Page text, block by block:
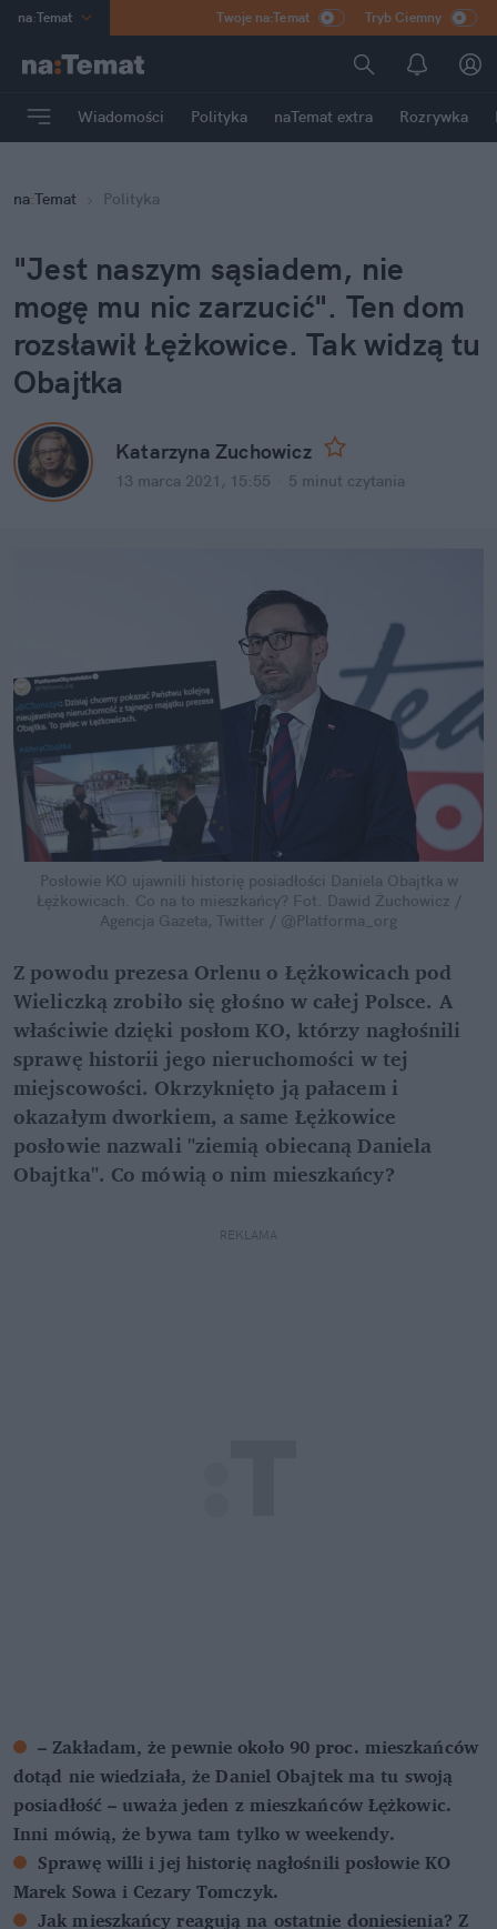
na:Temat
Poland
mama
Rozrywka
Twoje na:Temat Tryb Ciemny
Wiadomości Polityka naTemat extra Rozrywka
na:Temat Polityka
"Jest naszym sąsiadem, nie
mogę mu nic zarzucić". Ten dom
rozsławił Łężkowice. Tak widzą tu
Obajtka
Katarzyna Zuchowicz
13 marca 2021, 15:55 5 minut czytania
Posłowie KO ujawnili historię posiadłości Daniela Obajtka w
Łężkowicach. Co na to mieszkańcy? Fot. Dawid Żuchowicz /
Agencja Gazeta, Twitter / @Platforma_org
Z powodu prezesa Orlenu o Łężkowicach pod
Wieliczką zrobiło się głośno w całej Polsce. A
właściwie dzięki posłom KO, którzy nagłośnili
sprawę historii jego nieruchomości w tej
miejscowości. Okrzyknięto ją pałacem i
okazałym dworkiem, a same Łężkowice
posłowie nazwali "ziemią obiecaną Daniela
Obajtka". Co mówią o nim mieszkańcy?
REKLAMA
– Zakładam, że pewnie około 90 proc. mieszkańców
dotąd nie wiedziała, że Daniel Obajtek ma tu swoją
posiadłość – uważa jeden z mieszkańców Łężkowic.
Inni mówią, że bywa tam tylko w weekendy.
Sprawę willi i jej historię nagłośnili posłowie KO
Marek Sowa i Cezary Tomczyk.
Jak mieszkańcy reagują na ostatnie doniesienia? Z